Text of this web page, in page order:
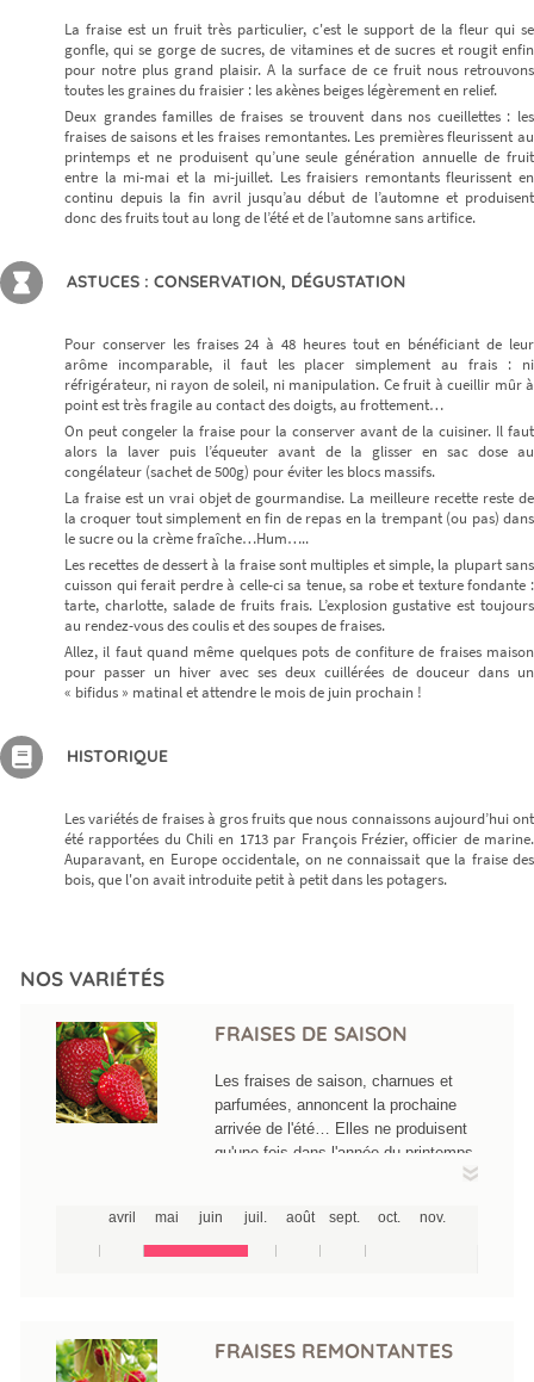
La fraise est un fruit très particulier, c'est le support de la fleur qui se
gonfle, qui se gorge de sucres, de vitamines et de sucres et rougit enfin
pour notre plus grand plaisir. A la surface de ce fruit nous retrouvons
toutes les graines du fraisier : les akènes beiges légèrement en relief.
Deux grandes familles de fraises se trouvent dans nos cueillettes : les
fraises de saisons et les fraises remontantes. Les premières fleurissent au
printemps et ne produisent qu’une seule génération annuelle de fruit
entre la mi-mai et la mi-juillet. Les fraisiers remontants fleurissent en
continu depuis la fin avril jusqu’au début de l’automne et produisent
donc des fruits tout au long de l’été et de l’automne sans artifice.
ASTUCES : CONSERVATION, DÉGUSTATION
Pour conserver les fraises 24 à 48 heures tout en bénéficiant de leur
arôme incomparable, il faut les placer simplement au frais : ni
réfrigérateur, ni rayon de soleil, ni manipulation. Ce fruit à cueillir mûr à
point est très fragile au contact des doigts, au frottement…
On peut congeler la fraise pour la conserver avant de la cuisiner. Il faut
alors la laver puis l’équeuter avant de la glisser en sac dose au
congélateur (sachet de 500g) pour éviter les blocs massifs.
La fraise est un vrai objet de gourmandise. La meilleure recette reste de
la croquer tout simplement en fin de repas en la trempant (ou pas) dans
le sucre ou la crème fraîche…Hum…..
Les recettes de dessert à la fraise sont multiples et simple, la plupart sans
cuisson qui ferait perdre à celle-ci sa tenue, sa robe et texture fondante :
tarte, charlotte, salade de fruits frais. L’explosion gustative est toujours
au rendez-vous des coulis et des soupes de fraises.
Allez, il faut quand même quelques pots de confiture de fraises maison
pour passer un hiver avec ses deux cuillérées de douceur dans un
« bifidus » matinal et attendre le mois de juin prochain !
HISTORIQUE
Les variétés de fraises à gros fruits que nous connaissons aujourd’hui ont
été rapportées du Chili en 1713 par François Frézier, officier de marine.
Auparavant, en Europe occidentale, on ne connaissait que la fraise des
bois, que l'on avait introduite petit à petit dans les potagers.
NOS VARIÉTÉS
FRAISES DE SAISON
Les fraises de saison, charnues et
parfumées, annoncent la prochaine
arrivée de l'été… Elles ne produisent
qu'une fois dans l'année du printemps
la Gariguette accompagnée de
Cigaline et de Ciflorette, des fraises
avec notamment Darselect, Sonata,
avril mai juin juil. août sept. oct. nov.
FRAISES REMONTANTES